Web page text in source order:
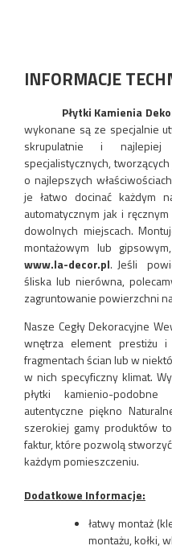
INFORMACJE
Płytki Kamienia
wykonane są ze specjalnie
skrupulatnie i najlepiej
specjalistycznych,
o najlepszych
je łatwo docinać każdym
automatycznym jak i
dowolnych miejscach.
montażowym lub
www.la-decor.pl. Jeśli
śliska lub nierówna,
zagruntowanie powierzchni
Nasze Cegły Dekoracyjne
wnętrza element prestiżu i
fragmentach ścian lub w
w nich specyficzny klimat.
płytki kamienio-podobne
autentyczne piękno
szerokiej gamy produktów
faktur, które pozwolą
każdym pomieszczeniu.
Dodatkowe Informacje:
łatwy montaż
montażu, kołki,